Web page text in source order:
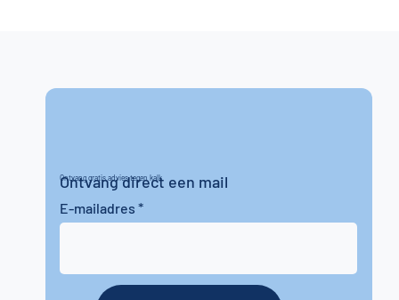
Ontvang gratis advies tegen kalk
Ontvang direct een mail
E-mailadres